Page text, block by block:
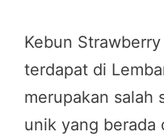
Kebun
terdapat di
merupakan salah
unik yang berada